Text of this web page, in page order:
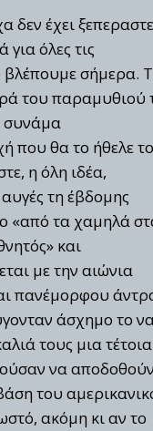
δεν έχει
για όλες τις
βλέπουμε σήμερα.
του παραμυθιού
συνάμα
που θα το ήθελε το
η όλη ιδέα,
τη έβδομης
«από τα χαμηλά
και
με την αιώνια
πανέμορφου
άσχημο το
τους μια τέτοια
να
του
ακόμη κι αν το